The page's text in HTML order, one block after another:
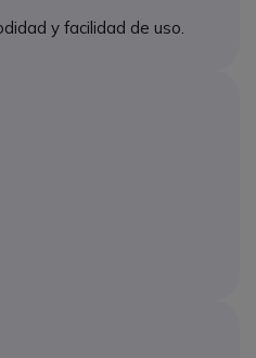
y facilidad de uso.